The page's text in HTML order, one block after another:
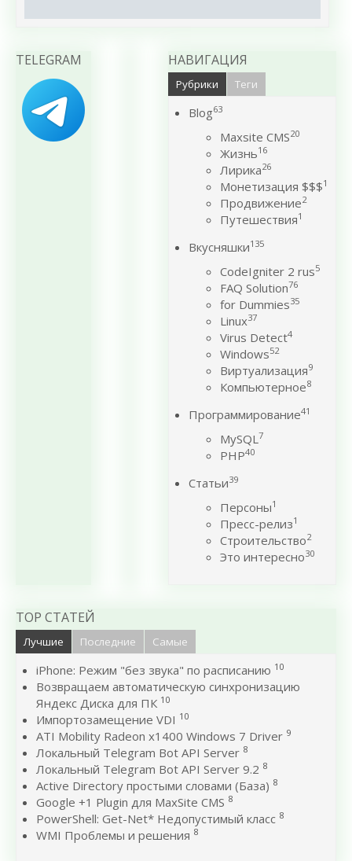
TELEGRAM НАВИГАЦИЯ
Рубрики Теги
Blog63
Maxsite CMS20
Жизнь16
Лирика26
Монетизация $$$1
Продвижение2
Путешествия1
Вкусняшки135
CodeIgniter 2 rus5
FAQ Solution76
for Dummies35
Linux37
Virus Detect4
Windows52
Виртуализация9
Компьютерное8
Программирование41
MySQL7
PHP40
Статьи39
Персоны1
Пресс-релиз1
Строительство2
Это интересно30
TOP СТАТЕЙ
Лучшие Последние Самые
iPhone: Режим "без звука" по расписанию 10
Возвращаем автоматическую синхронизацию
Яндекс Диска для ПК 10
Импортозамещение VDI 10
ATI Mobility Radeon x1400 Windows 7 Driver 9
Локальный Telegram Bot API Server 8
Локальный Telegram Bot API Server 9.2 8
Active Directory простыми словами (База) 8
Google +1 Plugin для MaxSite CMS 8
PowerShell: Get-Net* Недопустимый класс 8
WMI Проблемы и решения 8